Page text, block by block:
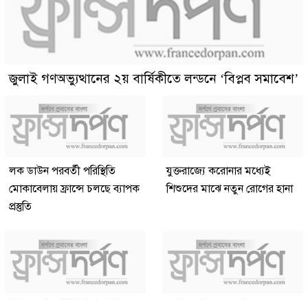
জুলাই গণঅভ্যুত্থানের ২য় বার্ষিকীতে লন্ডনে ‘বিপ্লব সমাবেশ’
লক ডাউন পরবর্তী পরিস্থিতি
মোকাবেলায় ফ্রান্সে চলছে ব্যাপক
প্রস্তুতি
যুক্তরাজ্যে করোনার মধ্যেই
শিশুদের মাঝে নতুন রোগের হানা